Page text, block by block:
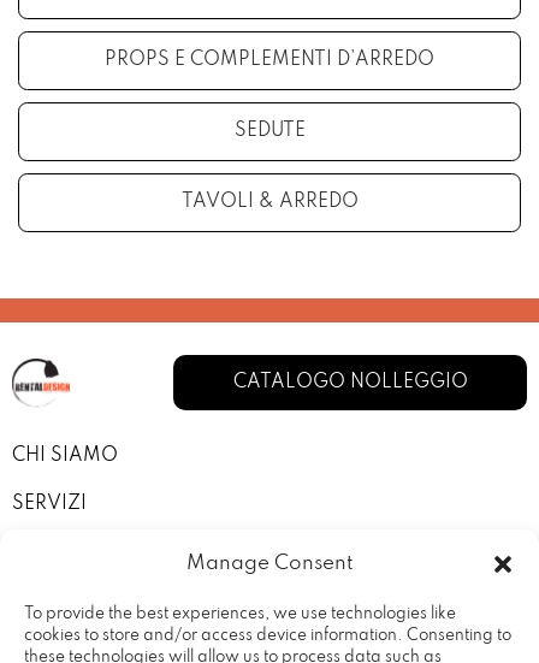
Manage Consent
To provide the best experiences, we use technologies like
cookies to store and/or access device information. Consenting to
these technologies will allow us to process data such as
PROPS E COMPLEMENTI D’ARREDO
SEDUTE
TAVOLI & ARREDO
CATALOGO NOLLEGGIO
CHI SIAMO
SERVIZI
I NOSTRI ALLESTIMENTI
CONTATTI
PRIVACY POLICY